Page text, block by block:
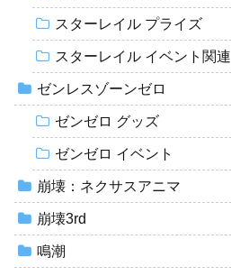
スターレイル プライズ
スターレイル イベント関連
ゼンレスゾーンゼロ
ゼンゼロ グッズ
ゼンゼロ イベント
崩壊：ネクサスアニマ
崩壊3rd
鳴潮